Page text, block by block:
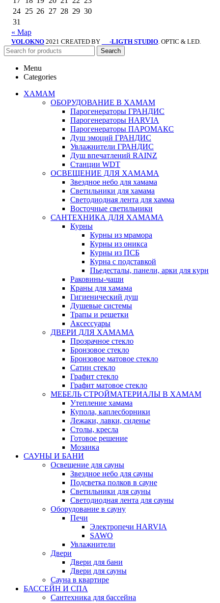
24 25 26 27 28 29 30
31
« Мар
VOLOKNO 2021 CREATED BY -LIGTH STUDIO. OPTIC & LED.
Search
Menu
Categories
ХАМАМ
ОБОРУДОВАНИЕ В ХАМАМ
Парогенераторы ГРАНДИС
Парогенераторы HARVIA
Парогенераторы ПАРОМАКС
Душ эмоций ГРАНДИС
Увлажнители ГРАНДИС
Душ впечатлений RAINZ
Станции WDT
ОСВЕЩЕНИЕ ДЛЯ ХАМАМА
Звездное небо для хамама
Светильники для хамама
Светодиодная лента для хамма
Восточные светильники
САНТЕХНИКА ДЛЯ ХАМАМА
Курны
Курны из мрамора
Курны из оникса
Курны из ПСБ
Курна с подставкой
Пьедесталы, панели, арки для курн
Раковины-чаши
Краны для хамама
Гигиенический душ
Душевые системы
Трапы и решетки
Аксессуары
ДВЕРИ ДЛЯ ХАМАМА
Прозрачное стекло
Бронзовое стекло
Бронзовое матовое стекло
Сатин стекло
Графит стекло
Графит матовое стекло
МЕБЕЛЬ СТРОЙМАТЕРИАЛЫ В ХАМАМ
Утепление хамама
Купола, каплесборники
Лежаки, лавки, сиденье
Столы, кресла
Готовое решение
Мозаика
САУНЫ И БАНИ
Освещение для сауны
Звездное небо для сауны
Подсветка полков в сауне
Светильники для сауны
Светодиодная лента для сауны
Оборудование в сауну
Печи
Электропечи HARVIA
SAWO
Увлажнители
Двери
Двери для бани
Двери для сауны
Сауна в квартире
БАССЕЙН И СПА
Сантехника для бассейна